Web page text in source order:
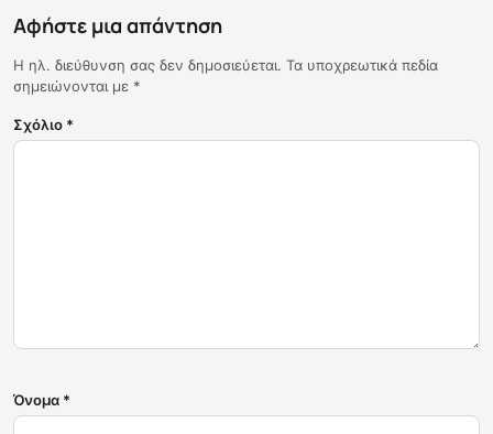
Αφήστε μια απάντηση
Η ηλ. διεύθυνση σας δεν δημοσιεύεται. Τα υποχρεωτικά πεδία
σημειώνονται με *
Σχόλιο *
Όνομα *